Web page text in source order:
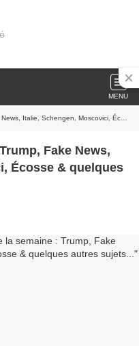
MENU
Moscovici, Écosse & quelques autres sujets...
Fake News,
Écosse & quelques